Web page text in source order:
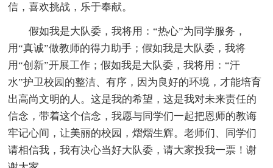
信，喜欢挑战，乐于奉献。
假如我是大队委，我将用：“热心”为同学服务，
用“真诚”做教师的得力助手；假如我是大队委，我将
用“创新”开展工作；假如我是大队委，我将用：“汗
水”护卫校园的整洁、有序，因为良好的环境，才能培育
出高尚文明的人。这是我的希望，这是我对未来责任的
信念，带着这个信念，我愿与同学们一起把恩师的教诲
牢记心间，让美丽的校园，熠熠生辉。老师们、同学们
请相信我，我有决心当好大队委，请大家投我一票！谢